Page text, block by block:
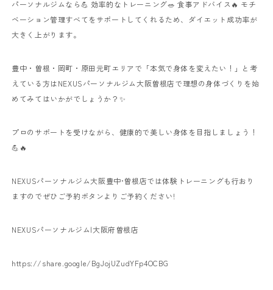
パーソナルジムなら💪 効率的なトレーニング🥗 食事アドバイス🔥 モチ
ベーション管理すべてをサポートしてくれるため、ダイエット成功率が
大きく上がります。
豊中・曽根・岡町・原田元町エリアで「本気で身体を変えたい！」と考
えている方はNEXUSパーソナルジム大阪曽根店で理想の身体づくりを始
めてみてはいかがでしょうか？✨
プロのサポートを受けながら、健康的で美しい身体を目指しましょう！
💪🔥
NEXUSパーソナルジム大阪豊中•曽根店では体験トレーニングも行おり
ますのでぜひご予約ボタンよりご予約ください!
NEXUSパーソナルジム|大阪府曽根店
https://share.google/BgJojUZudYFp4OCBG